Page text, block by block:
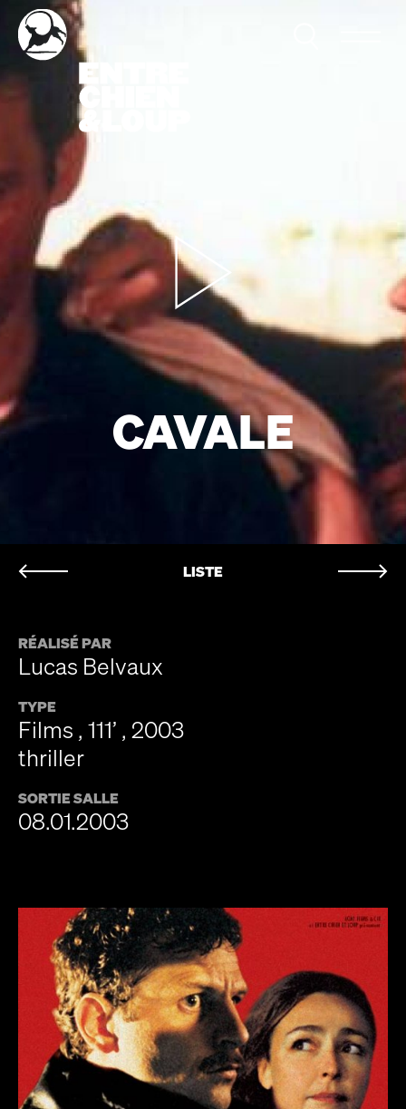
CAVALE
LISTE
RÉALISÉ PAR
Lucas Belvaux
TYPE
Films , 111’ , 2003
thriller
SORTIE SALLE
08.01.2003